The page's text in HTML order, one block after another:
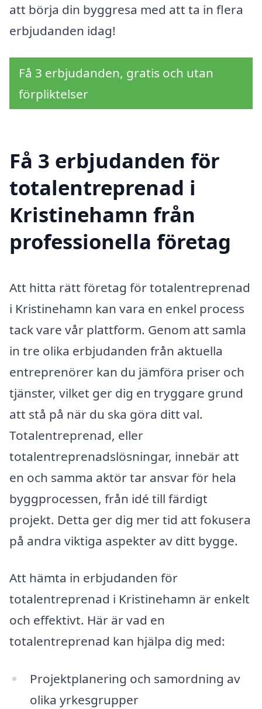
att börja din byggresa med att ta in flera
erbjudanden idag!
Få 3 erbjudanden, gratis och utan
förpliktelser
Få 3 erbjudanden för
totalentreprenad i
Kristinehamn från
professionella företag
Att hitta rätt företag för totalentreprenad
i Kristinehamn kan vara en enkel process
tack vare vår plattform. Genom att samla
in tre olika erbjudanden från aktuella
entreprenörer kan du jämföra priser och
tjänster, vilket ger dig en tryggare grund
att stå på när du ska göra ditt val.
Totalentreprenad, eller
totalentreprenadslösningar, innebär att
en och samma aktör tar ansvar för hela
byggprocessen, från idé till färdigt
projekt. Detta ger dig mer tid att fokusera
på andra viktiga aspekter av ditt bygge.
Att hämta in erbjudanden för
totalentreprenad i Kristinehamn är enkelt
och effektivt. Här är vad en
totalentreprenad kan hjälpa dig med:
Projektplanering och samordning av
olika yrkesgrupper